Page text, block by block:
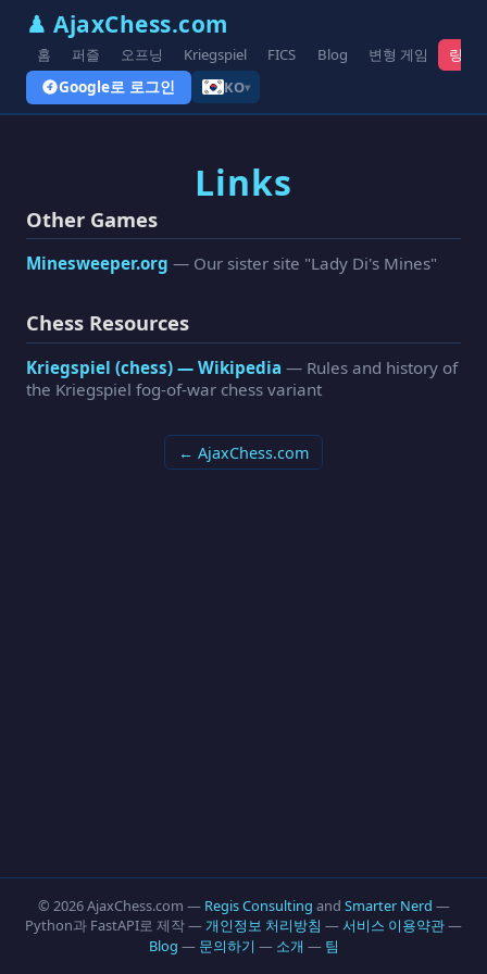
♟ AjaxChess.com
홈 퍼즐 오프닝 Kriegspiel FICS Blog 변형 게임 링크
Google로 로그인 KO▾
Links
Other Games
Minesweeper.org — Our sister site "Lady Di's Mines"
Chess Resources
Kriegspiel (chess) — Wikipedia — Rules and history of
the Kriegspiel fog-of-war chess variant
← AjaxChess.com
© 2026 AjaxChess.com — Regis Consulting and Smarter Nerd —
Python과 FastAPI로 제작 —개인정보 처리방침 —서비스 이용약관—
Blog — 문의하기 — 소개 — 팀